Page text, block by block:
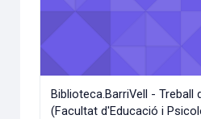
Biblioteca.BarriVell - Treball
(Facultat d'Educació i